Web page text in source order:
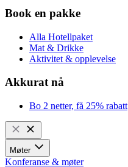
Book en pakke
Alla Hotellpaket
Mat & Drikke
Aktivitet & opplevelse
Akkurat nå
Bo 2 netter, få 25% rabatt
Møter
Konferanse & møter